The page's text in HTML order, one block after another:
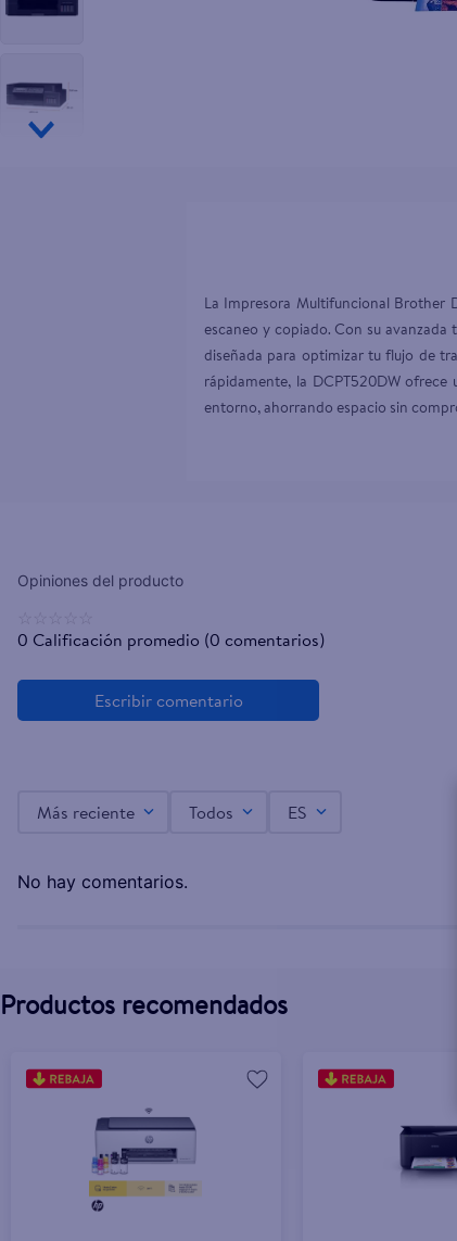
La Impresora Multifuncional Brother
escaneo y copiado. Con su
diseñada para optimizar tu flujo de
rápidamente, la DCPT520DW
entorno, ahorrando espacio sin
0 Calificación promedio (0 comentarios)
Más reciente Todos ES
No hay comentarios.
Productos recomendados
. tip